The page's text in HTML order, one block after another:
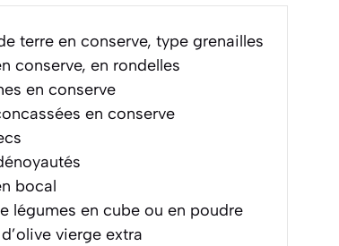
terre en conserve, type grenailles
conserve, en rondelles
en conserve
en conserve
bocal
légumes en cube ou en poudre
vierge extra